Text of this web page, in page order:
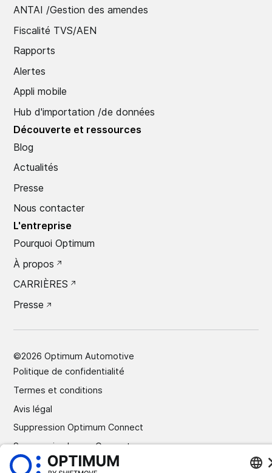
ANTAI /Gestion des amendes
Fiscalité TVS/AEN
Rapports
Alertes
Appli mobile
Hub d'importation /de données
Découverte et ressources
Blog
Actualités
Presse
Nous contacter
L'entreprise
Pourquoi Optimum
À propos
CARRIÈRES
Presse
©2026 Optimum Automotive
Politique de confidentialité
Termes et conditions
Avis légal
Suppression Optimum Connect
Suppression Loxea Connect